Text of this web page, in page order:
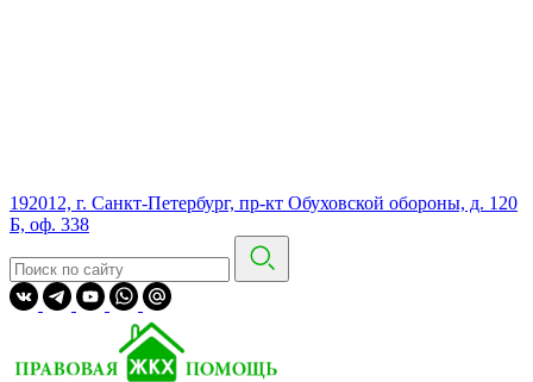
192012, г. Санкт-Петербург, пр-кт Обуховской обороны, д. 120
Б, оф. 338